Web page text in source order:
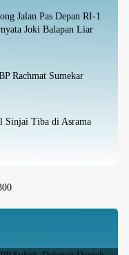
Jalan Pas Depan RI-1
Joki Balapan Liar
Rachmat Sumekar
Sinjai Tiba di Asrama
Sulsel, Delapan Daerah